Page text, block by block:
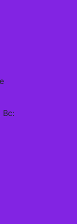
Вс: